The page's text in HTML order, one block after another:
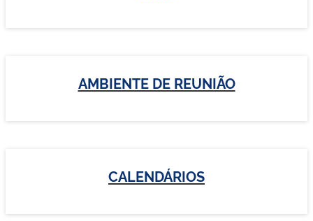
AMBIENTE DE REUNIÃO
CALENDÁRIOS